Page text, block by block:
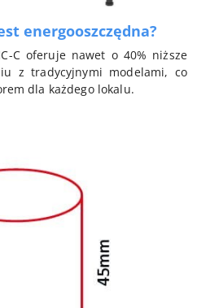
energooszczędna?
C oferuje nawet o 40% niższe
z tradycyjnymi modelami, co
dla każdego lokalu.